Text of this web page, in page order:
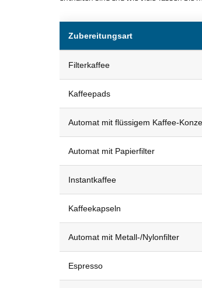
Zubereitungsart
Filterkaffee
Kaffeepads
Automat mit flüssigem Kaffee-
Automat mit Papierfilter
Instantkaffee
Kaffeekapseln
Automat mit Metall-/Nylonfilter
Espresso